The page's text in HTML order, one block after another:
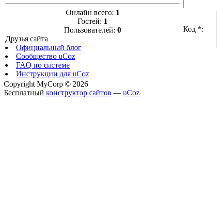
Онлайн всего: 1
Гостей: 1
Пользователей: 0
Друзья сайта
Официальный блог
Сообщество uCoz
FAQ по системе
Инструкции для uCoz
Код *:
Copyright MyCorp © 2026
Бесплатный конструктор сайтов — uCoz